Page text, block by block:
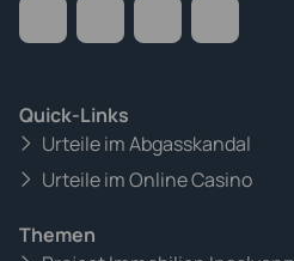
Quick-Links
Urteile im Abgasskandal
Urteile im Online Casino
Themen